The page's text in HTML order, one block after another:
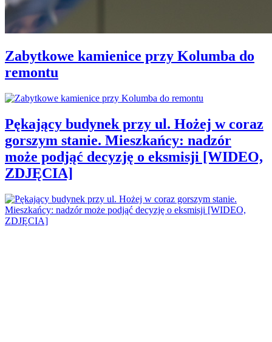
Zabytkowe kamienice przy Kolumba do
remontu
Pękający budynek przy ul. Hożej w coraz
gorszym stanie. Mieszkańcy: nadzór
może podjąć decyzję o eksmisji [WIDEO,
ZDJĘCIA]